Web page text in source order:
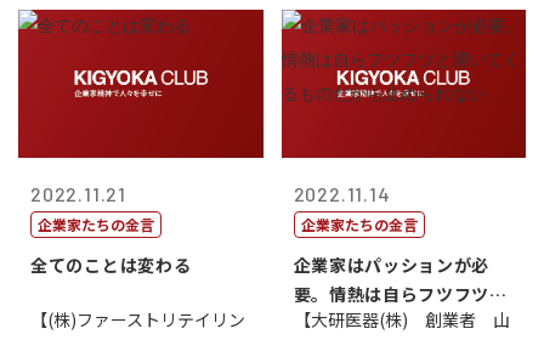
2022.11.21
企業家たちの金言
全てのことは変わる
【(株)ファーストリテイリン
2022.11.14
企業家たちの金言
企業家はパッションが必
要。情熱は自らフツフツと
湧いてくるもの...
【大研医器(株) 創業者 山